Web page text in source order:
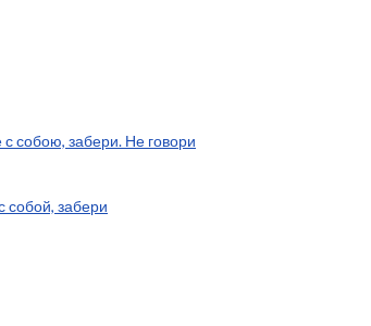
собою, забери. Не говори
собой, забери